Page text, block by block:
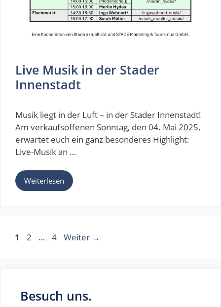
Live Musik in der Stader
Innenstadt
Musik liegt in der Luft – in der Stader Innenstadt!
Am verkaufsoffenen Sonntag, den 04. Mai 2025,
erwartet euch ein ganz besonderes Highlight:
Live-Musik an …
Weiterlesen
Seite
1 Seite
2 … Seite
4 Weiter →
Besuch uns.